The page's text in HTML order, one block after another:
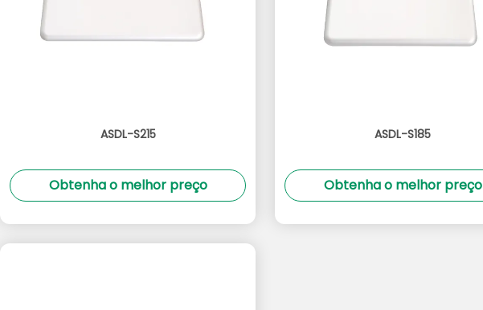
ASDL-S215
Obtenha o melhor preço
ASDL-S185
Obtenha o melhor preço